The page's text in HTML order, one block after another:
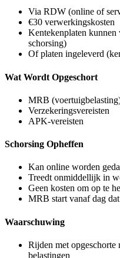
Via RDW (online of
€30 verwerkingskosten
Kentekenplaten kunnen
schorsing)
Of platen ingeleverd
Wat Wordt Opgeschort
MRB
Verzekeringsvereisten
APK-vereisten
Schorsing Opheffen
Kan online worden
Treedt onmiddellijk in
Geen kosten om op te
MRB start vanaf dag
Waarschuwing
Rijden met opgeschorte
belastingen